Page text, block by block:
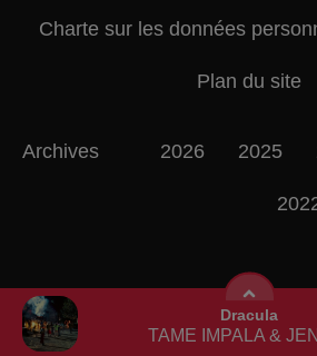
Dracula
TAME IMPALA &
Charte sur les données
Plan du site
Archives 2026 2025